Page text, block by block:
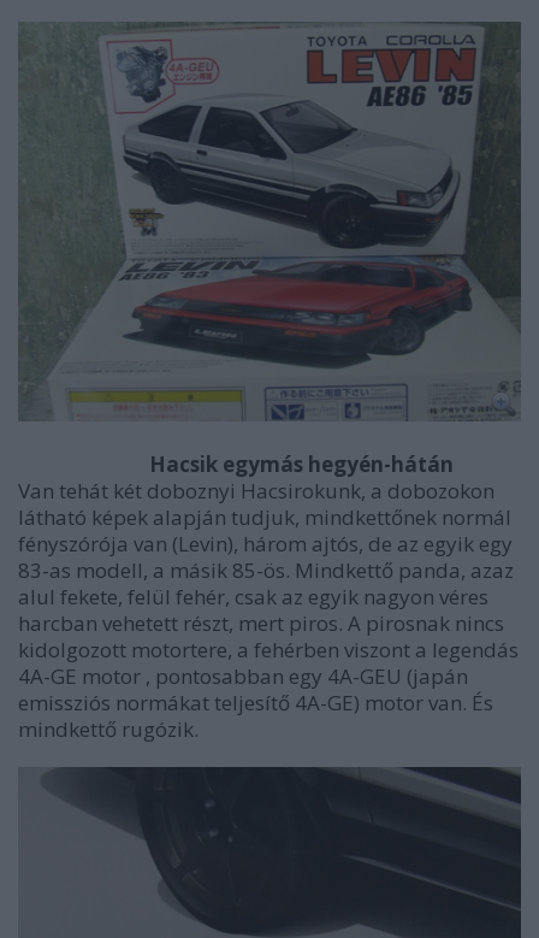
Hacsik egymás hegyén-hátán
Van tehát két doboznyi Hacsirokunk, a dobozokon
látható képek alapján tudjuk, mindkettőnek normál
fényszórója van (Levin), három ajtós, de az egyik egy
83-as modell, a másik 85-ös. Mindkettő panda, azaz
alul fekete, felül fehér, csak az egyik nagyon véres
harcban vehetett részt, mert piros. A pirosnak nincs
kidolgozott motortere, a fehérben viszont a legendás
4A-GE motor , pontosabban egy 4A-GEU (japán
emissziós normákat teljesítő 4A-GE) motor van. És
mindkettő rugózik.